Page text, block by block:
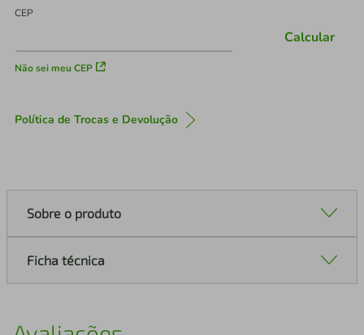
CEP
Não sei meu CEP
Calcular
Política de Trocas e Devolução
Sobre o produto
Ficha técnica